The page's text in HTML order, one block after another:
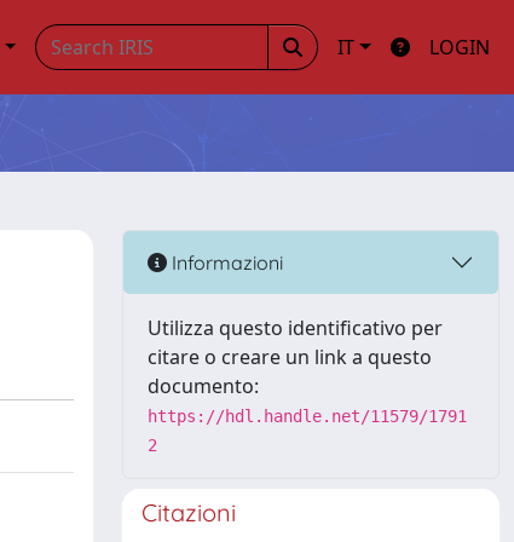
IT LOGIN
Informazioni
Utilizza questo identificativo per
citare o creare un link a questo
documento:
https://hdl.handle.net/11579/1791
2
Citazioni